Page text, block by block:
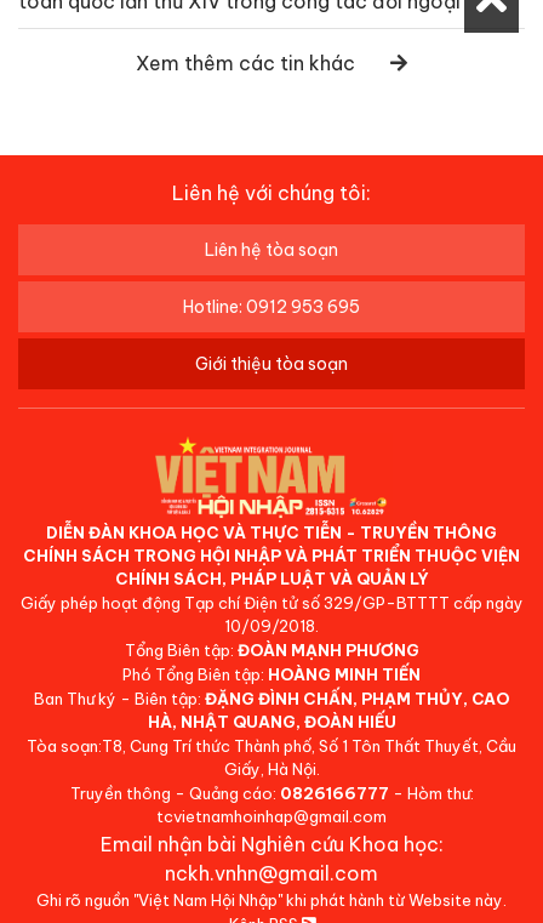
Xem thêm các tin khác
Liên hệ với chúng tôi:
Liên hệ tòa soạn
Hotline: 0912 953 695
Giới thiệu tòa soạn
DIỄN ĐÀN KHOA HỌC VÀ THỰC TIỄN - TRUYỀN THÔNG
CHÍNH SÁCH TRONG HỘI NHẬP VÀ PHÁT TRIỂN THUỘC VIỆN
CHÍNH SÁCH, PHÁP LUẬT VÀ QUẢN LÝ
Giấy phép hoạt động Tạp chí Điện tử số 329/GP-BTTTT cấp ngày
10/09/2018.
Tổng Biên tập: ĐOÀN MẠNH PHƯƠNG
Phó Tổng Biên tập: HOÀNG MINH TIẾN
Ban Thư ký - Biên tập: ĐẶNG ĐÌNH CHẤN, PHẠM THỦY, CAO
HÀ, NHẬT QUANG, ĐOÀN HIẾU
Tòa soạn:T8, Cung Trí thức Thành phố, Số 1 Tôn Thất Thuyết, Cầu
Giấy, Hà Nội.
Truyền thông - Quảng cáo: 0826166777 - Hòm thư:
tcvietnamhoinhap@gmail.com
Email nhận bài Nghiên cứu Khoa học:
nckh.vnhn@gmail.com
Ghi rõ nguồn "Việt Nam Hội Nhập" khi phát hành từ Website này.